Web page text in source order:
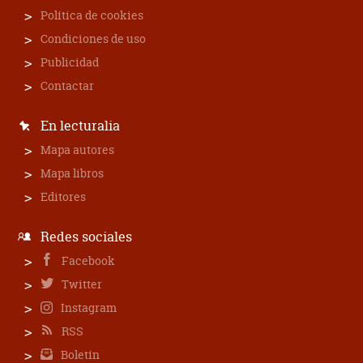
Política de cookies
Condiciones de uso
Publicidad
Contactar
En lecturalia
Mapa autores
Mapa libros
Editores
Redes sociales
Facebook
Twitter
Instagram
RSS
Boletín